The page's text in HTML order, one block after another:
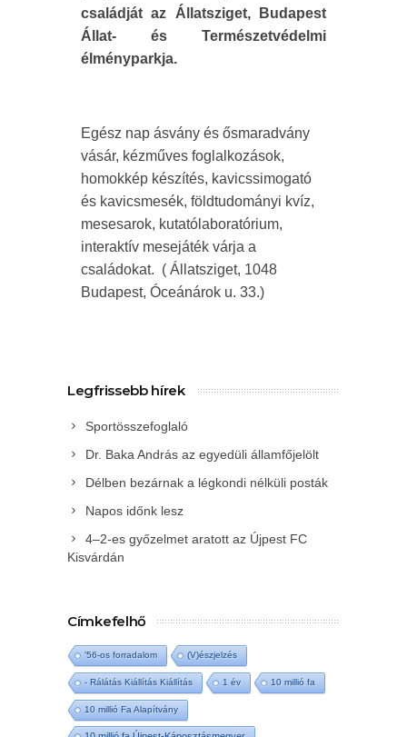
családját az Állatsziget, Budapest
Állat- és Természetvédelmi
élményparkja.
Egész nap ásvány és ősmaradvány
vásár, kézműves foglalkozások,
homokkép készítés, kavicssimogató
és kavicsmesék, földtudományi kvíz,
mesesarok, kutatólaboratórium,
interaktív mesejáték várja a
családokat. ( Állatsziget, 1048
Budapest, Óceánárok u. 33.)
Legfrissebb hírek
Sportösszefoglaló
Dr. Baka András az egyedüli államfőjelölt
Délben bezárnak a légkondi nélküli posták
Napos időnk lesz
4–2-es győzelmet aratott az Újpest FC
Kisvárdán
Címkefelhő
'56-os forradalom (V)észjelzés
- Rálátás Kiállítás Kiállítás 1 év 10 millió fa
10 millió Fa Alapítvány